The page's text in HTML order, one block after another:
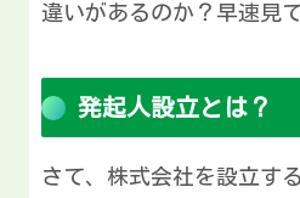
違いがあるのか？早速見
発起人設立とは？
さて、株式会社を設立す